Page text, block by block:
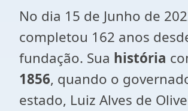
No dia 15 de Junho de
completou 162 anos
fundação. Sua história
1856, quando o
estado, Luiz Alves de